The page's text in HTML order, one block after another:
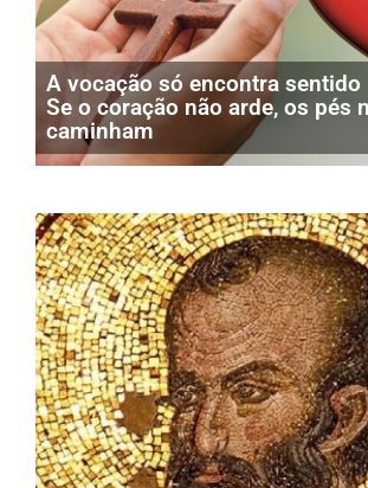
A vocação só encontra sentido
Se o coração não arde, os pés
caminham